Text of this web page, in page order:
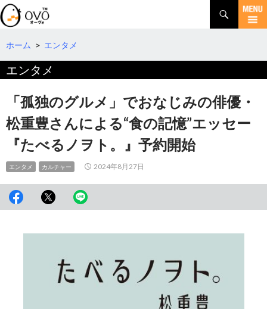
検
索
コ
テ
へ
ホーム > エンタメ
エンタメ
「孤独のグルメ」でおなじみの俳優・
松重豊さんによる“食の記憶”エッセー
『たべるノヲト。』予約開始
エンタメ カルチャー 2024年8月27日